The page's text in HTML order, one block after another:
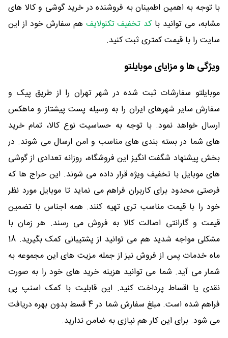
با توجه به اهمین اطمینان به فروشنده در خرید گوشی و کالا های
مشابه، می توانید با کد تخفیف تکنولایف هم سفارش خود از این
سایت را با قیمت کمتری ثبت کنید.
ویژگی ها و مزایای موبایلتو
موبایلتو سفارشات ثبت شده در شهر تهران را از طریق پیک و
سفارش سایر شهرهای ایران را به وسیله پست پیشتاز و ماهکس
ارسال خواهد نمود. با توجه به حساسیت نوع کالا، تمام خرید
های شما در بسته بندی های مناسب و امن ارسال می شوند. در
بخش پیشنهاد شگفت انگیز این فروشگاه، روزانه تعدادی از گوشی
های موبایل با تخفیف ویژه قرار داده می‌ شوند. این حراج ها که
فرصتی محدود برای کاربران فراهم می ‌نماید تا موبایل مورد نظر
خود را با قیمت مناسب تری تهیه کنند. همه اجناس با تضمین
قیمت و گارانتی اصالت کالا به فروش می رسند. هر زمان با
مشکلی مواجه شدید هم می توانید از پشتیبانی کمک بگیرید. 18
ماه خدمات پس از فروش نیز از جمله مزیت های این مجموعه به
شمار می آید. شما می توانید هزینه خرید های خود را به صورت
نقدی یا اقساط پرداخت کنید. این قابلیت با کمک اسنپ پی
فراهم شده است. مبلغ سفارش شما در 4 قسط بدون بهره دریافت
می شود. برای این کار هم نیازی به ضامن ندارید.